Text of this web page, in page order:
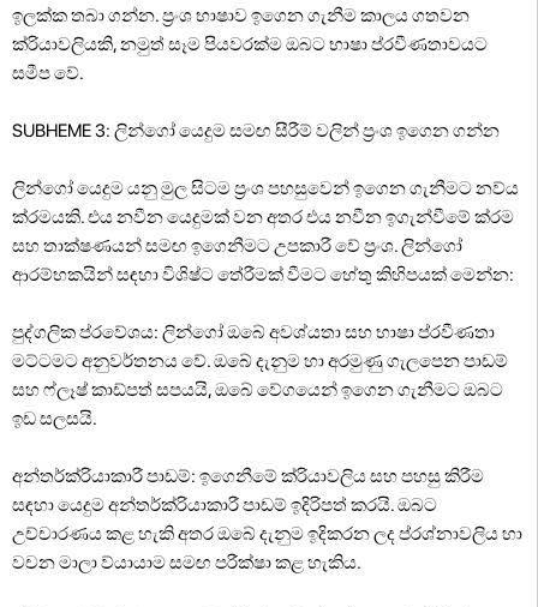
ඉලක්ක තබා ගන්න. ප්‍රංශ භාෂාව ඉගෙන ගැනීම කාලය ගතවන
ක්රියාවලියකි, නමුත් සෑම පියවරක්ම ඔබට භාෂා ප්රවීණතාවයට
සමීප වේ.
SUBHEME 3: ලින්ගෝ යෙදුම සමඟ සීරීම් වලින් ප්‍රංශ ඉගෙන ගන්න
ලින්ගෝ යෙදුම යනු මුල සිටම ප්‍රංශ පහසුවෙන් ඉගෙන ගැනීමට නව්ය
ක්රමයකි. එය නවීන යෙදුමක් වන අතර එය නවීන ඉගැන්වීමේ ක්රම
සහ තාක්ෂණයන් සමඟ ඉගෙනීමට උපකාරී වේ ප්‍රංශ. ලින්ගෝ
ආරම්භකයින් සඳහා විශිෂ්ට තේරීමක් වීමට හේතු කිහිපයක් මෙන්න:
පුද්ගලික ප්රවේශය: ලින්ගෝ ඔබේ අවශ්යතා සහ භාෂා ප්රවීණතා
මට්ටමට අනුවර්තනය වේ. ඔබේ දැනුම හා අරමුණු ගැලපෙන පාඩම්
සහ ෆ්ලෑෂ් කාඩ්පත් සපයයි, ඔබේ වේගයෙන් ඉගෙන ගැනීමට ඔබට
ඉඩ සලසයි.
අන්තර්ක්රියාකාරී පාඩම්: ඉගෙනීමේ ක්රියාවලිය සහ පහසු කිරීම
සඳහා යෙදුම අන්තර්ක්රියාකාරී පාඩම් ඉදිරිපත් කරයි. ඔබට
උච්චාරණය කළ හැකි අතර ඔබේ දැනුම ඉදිකරන ලද ප්රශ්නාවලිය හා
වචන මාලා ව්යායාම සමඟ පරීක්ෂා කළ හැකිය.